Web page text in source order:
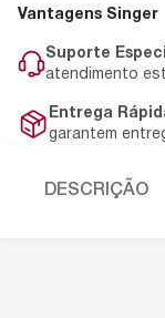
Vantagens Singer
Suporte
atendimento
Entrega
garantem
DESCRIÇÃO